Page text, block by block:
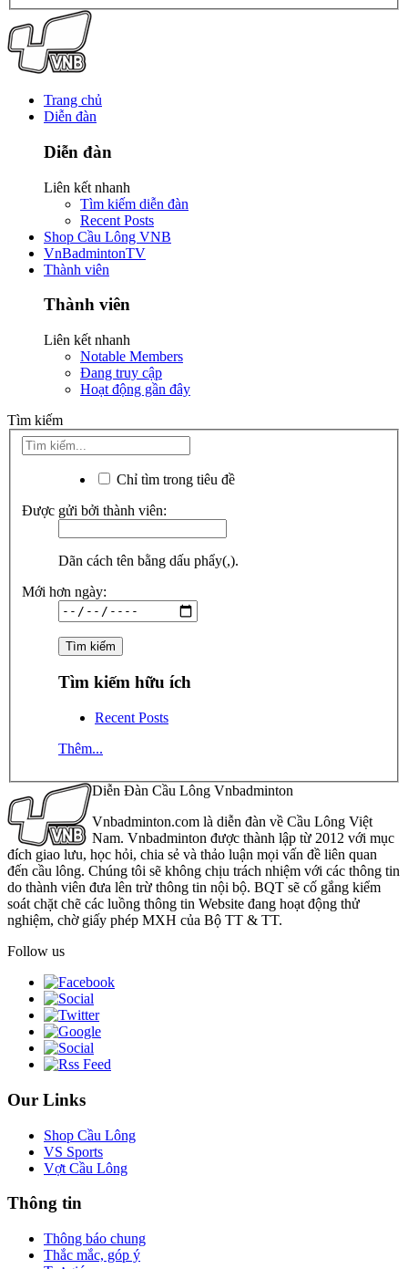
Trang chủ
Diễn đàn
Diễn đàn
Liên kết nhanh
Tìm kiếm diễn đàn
Recent Posts
Shop Cầu Lông VNB
VnBadmintonTV
Thành viên
Thành viên
Liên kết nhanh
Notable Members
Đang truy cập
Hoạt động gần đây
Tìm kiếm
Chỉ tìm trong tiêu đề
Được gửi bởi thành viên:
Dãn cách tên bằng dấu phẩy(,).
Mới hơn ngày:
Tìm kiếm hữu ích
Recent Posts
Thêm...
Diễn Đàn Cầu Lông Vnbadminton
Vnbadminton.com là diễn đàn về Cầu Lông Việt
Nam. Vnbadminton được thành lập từ 2012 với mục
đích giao lưu, học hỏi, chia sẻ và thảo luận mọi vấn đề liên quan
đến cầu lông. Chúng tôi sẽ không chịu trách nhiệm với các thông tin
do thành viên đưa lên trừ thông tin nội bộ. BQT sẽ cố gắng kiểm
soát chặt chẽ các luồng thông tin Website đang hoạt động thử
nghiệm, chờ giấy phép MXH của Bộ TT & TT.
Follow us
Our Links
Shop Cầu Lông
VS Sports
Vợt Cầu Lông
Thông tin
Thông báo chung
Thắc mắc, góp ý